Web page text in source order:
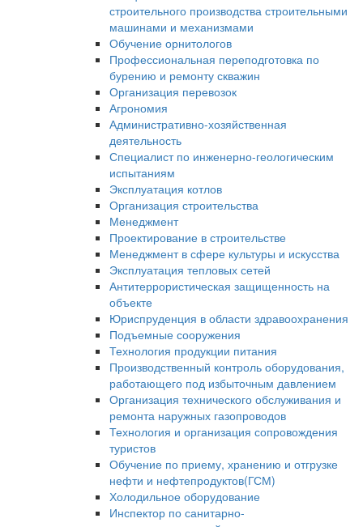
строительного производства строительными
машинами и механизмами
Обучение орнитологов
Профессиональная переподготовка по
бурению и ремонту скважин
Организация перевозок
Агрономия
Административно-хозяйственная
деятельность
Специалист по инженерно-геологическим
испытаниям
Эксплуатация котлов
Организация строительства
Менеджмент
Проектирование в строительстве
Менеджмент в сфере культуры и искусства
Эксплуатация тепловых сетей
Антитеррористическая защищенность на
объекте
Юриспруденция в области здравоохранения
Подъемные сооружения
Технология продукции питания
Производственный контроль оборудования,
работающего под избыточным давлением
Организация технического обслуживания и
ремонта наружных газопроводов
Технология и организация сопровождения
туристов
Обучение по приему, хранению и отгрузке
нефти и нефтепродуктов(ГСМ)
Холодильное оборудование
Инспектор по санитарно-